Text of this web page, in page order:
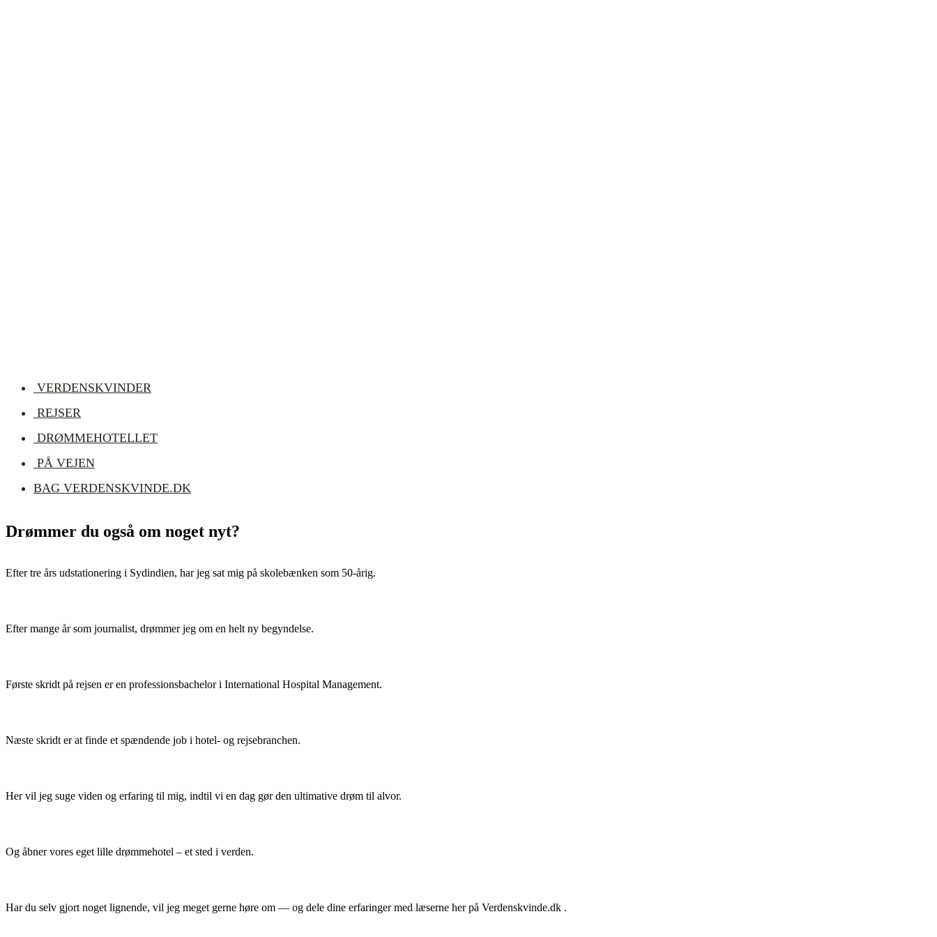
VERDENSKVINDER
REJSER
DRØMMEHOTELLET
PÅ VEJEN
BAG VERDENSKVINDE.DK
Drømmer du også om noget nyt?
Efter tre års udsta­tioner­ing i Sydin­di­en, har jeg sat mig på skole­bænken som 50-årig.
Efter mange år som jour­nal­ist, drøm­mer jeg om en helt ny begyndelse.
Første skridt på rejsen er en pro­fes­sions­bach­e­lor i Inter­na­tion­al Hos­pi­tal Management.
Næste skridt er at finde et spæn­dende job i hotel- og rejsebranchen.
Her vil jeg suge viden og erfar­ing til mig, indtil vi en dag gør den ulti­ma­tive drøm til alvor.
Og åbn­er vores eget lille drøm­me­ho­tel – et sted i verden.
Har du selv gjort noget lig­nende, vil jeg meget gerne høre om — og dele dine erfaringer med læserne her på Verdenskvinde.dk .